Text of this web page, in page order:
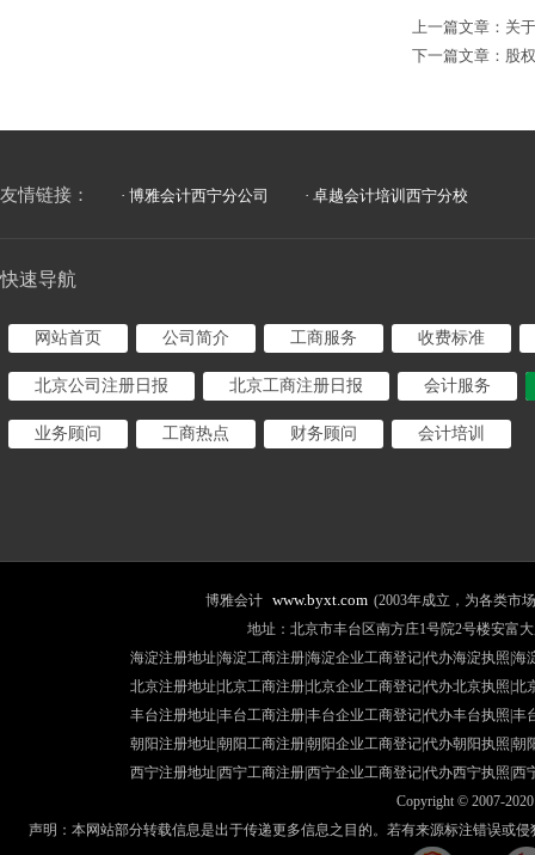
上一篇文章： 关
下一篇文章： 股
友情链接： · 博雅会计西宁分公司 · 卓越会计培训西宁分校
快速导航
网站首页 公司简介 工商服务 收费标准
北京公司注册日报 北京工商注册日报 会计服务
业务顾问 工商热点 财务顾问 会计培训
博雅会计 www.byxt.com (2003年成立，为各类市
地址：北京市丰台区南方庄1号院2号楼安富大
海淀注册地址|海淀工商注册|海淀企业工商登记|代办海淀执照| 海
北京注册地址 |北京工商注册|北京企业工商登记代办北京执照 北
丰台注册地址 |丰台工商注册|丰台企业工商登记代办丰台执照 丰
朝阳注册地址 |朝阳工商注册|朝阳企业工商登记代办朝阳执照 朝
西宁注册地址 |西宁工商注册|西宁企业工商登记代办西宁执照 西
Copyright © 2007-
声明：本网站部分转载信息是出于传递更多信息之目的。若有来源标注错误或